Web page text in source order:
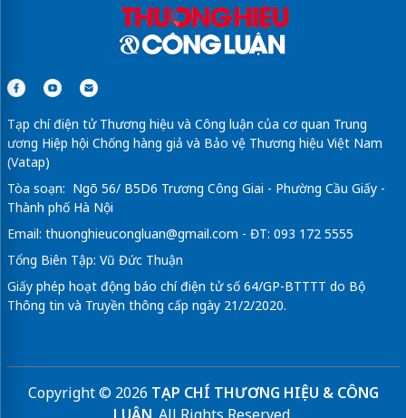
Tạp chí điện tử Thương hiệu và Công luận của cơ quan Trung
ương Hiệp hội Chống hàng giả và Bảo vệ Thương hiệu Việt Nam
(Vatap)
Tòa soạn: Ngõ 56/ B5D6 Trương Công Giai - Phường Cầu Giấy -
Thành phố Hà Nội
Email: thuonghieucongluan@gmail.com - ĐT: 093 172 5555
Tổng Biên Tập: Vũ Đức Thuận
Giấy phép hoạt động báo chí điện tử số 64/GP-BTTTT do Bộ
Thông tin và Truyền thông cấp ngày 21/2/2020.
Copyright © 2026 TẠP CHÍ THƯƠNG HIỆU & CÔNG